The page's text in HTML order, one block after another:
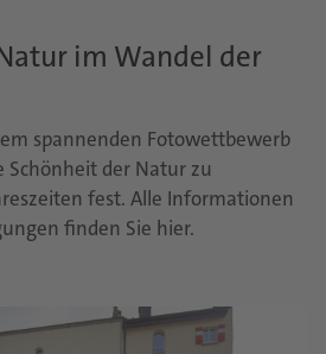
im Wandel der
spannenden Fotowettbewerb
der Natur zu
fest. Alle Informationen
finden Sie hier.